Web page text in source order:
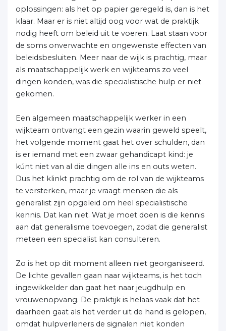
oplossingen: als het op papier geregeld is, dan is het
klaar. Maar er is niet altijd oog voor wat de praktijk
nodig heeft om beleid uit te voeren. Laat staan voor
de soms onverwachte en ongewenste effecten van
beleidsbesluiten. Meer naar de wijk is prachtig, maar
als maatschappelijk werk en wijkteams zo veel
dingen konden, was die specialistische hulp er niet
gekomen.
Een algemeen maatschappelijk werker in een
wijkteam ontvangt een gezin waarin geweld speelt,
het volgende moment gaat het over schulden, dan
is er iemand met een zwaar gehandicapt kind: je
kúnt niet van al die dingen alle ins en outs weten.
Dus het klinkt prachtig om de rol van de wijkteams
te versterken, maar je vraagt mensen die als
generalist zijn opgeleid om heel specialistische
kennis. Dat kan niet. Wat je moet doen is die kennis
aan dat generalisme toevoegen, zodat die generalist
meteen een specialist kan consulteren.
Zo is het op dit moment alleen niet georganiseerd.
De lichte gevallen gaan naar wijkteams, is het toch
ingewikkelder dan gaat het naar jeugdhulp en
vrouwenopvang. De praktijk is helaas vaak dat het
daarheen gaat als het verder uit de hand is gelopen,
omdat hulpverleners de signalen niet konden